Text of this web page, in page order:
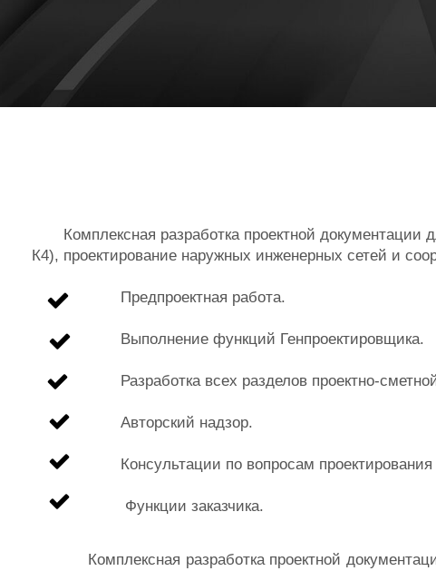
Комплексная разработка проектной документации
К4), проектирование наружных инженерных сетей и
Предпроектная работа.
Выполнение функций Генпроектировщика.
Разработка всех разделов проектно-
Авторский надзор.
Консультации по вопросам
Функции заказчика.
Комплексная разработка проектной документации